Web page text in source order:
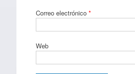
Correo electrónico *
Web